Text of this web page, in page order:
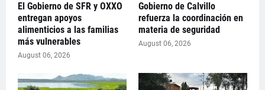
El Gobierno de SFR y OXXO
entregan apoyos
alimenticios a las familias
más vulnerables
August 06, 2026
Gobierno de Calvillo
refuerza la coordinación en
materia de seguridad
August 06, 2026